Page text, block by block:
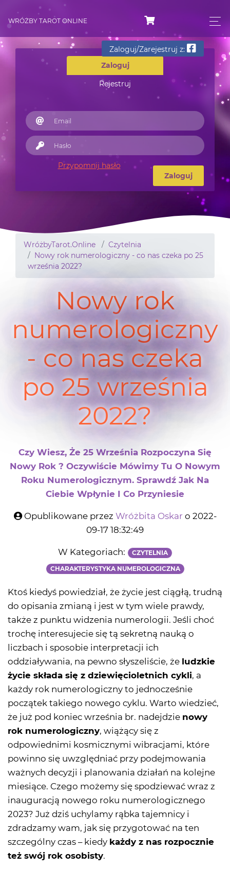
WRÓŻBY TAROT ONLINE
Zaloguj
Rejestruj
Zaloguj/Zarejestruj z:
Przypomnij hasło
Zaloguj
WróżbyTarot.Online
Czytelnia
Nowy rok numerologiczny - co nas czeka po 25
września 2022?
Nowy rok
numerologiczny
- co nas czeka
po 25 września
2022?
Czy Wiesz, Że 25 Września Rozpoczyna Się
Nowy Rok ? Oczywiście Mówimy Tu O Nowym
Roku Numerologicznym. Sprawdź Jak Na
Ciebie Wpłynie I Co Przyniesie
Opublikowane przez Wróżbita Oskar o 2022-
09-17 18:32:49
W Kategoriach: CZYTELNIA
CHARAKTERYSTYKA NUMEROLOGICZNA
Ktoś kiedyś powiedział, że życie jest ciągłą, trudną
do opisania zmianą i jest w tym wiele prawdy,
także z punktu widzenia numerologii. Jeśli choć
trochę interesujecie się tą sekretną nauką o
liczbach i sposobie interpretacji ich
oddziaływania, na pewno słyszeliście, że ludzkie
życie składa się z dziewięcioletnich cykli, a
każdy rok numerologiczny to jednocześnie
początek takiego nowego cyklu. Warto wiedzieć,
że już pod koniec września br. nadejdzie nowy
rok numerologiczny, wiążący się z
odpowiednimi kosmicznymi wibracjami, które
powinno się uwzględniać przy podejmowania
ważnych decyzji i planowania działań na kolejne
miesiące. Czego możemy się spodziewać wraz z
inauguracją nowego roku numerologicznego
2023? Już dziś uchylamy rąbka tajemnicy i
zdradzamy wam, jak się przygotować na ten
szczególny czas – kiedy każdy z nas rozpocznie
też swój rok osobisty.